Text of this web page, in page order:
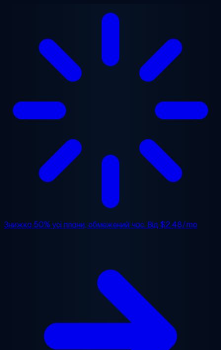
Знижка 50% усі плани, обмежений час. Від$2.48/mo